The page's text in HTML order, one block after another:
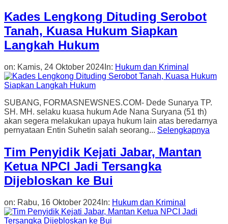
Kades Lengkong Dituding Serobot
Tanah, Kuasa Hukum Siapkan
Langkah Hukum
on: Kamis, 24 Oktober 2024 In: Hukum dan Kriminal
SUBANG, FORMASNEWSNES.COM- Dede Sunarya TP.
SH. MH. selaku kuasa hukum Ade Nana Suryana (51 th)
akan segera melakukan upaya hukum lain atas beredarnya
pernyataan Entin Suhetin salah seorang... Selengkapnya
Tim Penyidik Kejati Jabar, Mantan
Ketua NPCI Jadi Tersangka
Dijebloskan ke Bui
on: Rabu, 16 Oktober 2024 In: Hukum dan Kriminal